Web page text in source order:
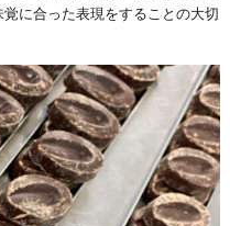
に合った表現をすることの大切